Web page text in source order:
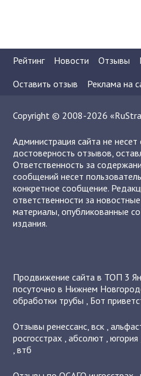
Рейтинг Новости Отзывы
Оставить отзыв
Реклама на
Copyright © 2008-2026
Администрация сайта не несет
достоверность отзывов,
Ответственность за
сообщений несет
конкретное сообщение.
ответственности за
материалы, опубликованные
издания.
Продвижение сайта в ТОП 3
посуточно в Нижнем
обработки трубы
Бот
Отзывыренессанс ,вск ,
росгосстрах ,абсолют ,югория
,втб